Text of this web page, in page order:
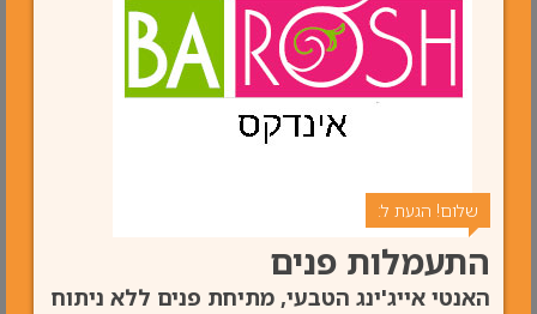
שלום! הגעת ל:
התעמלות פנים
האנטי אייג'ינג הטבעי, מתיחת פנים ללא ניתוח